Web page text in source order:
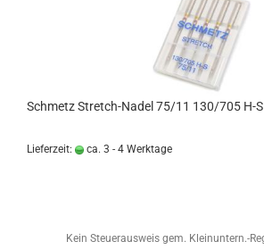
Schmetz Stretch-Nadel 75/11 130/705 H-S
Lieferzeit: ca. 3 - 4 Werktage
Kein Steuerausweis gem. Kleinuntern.-